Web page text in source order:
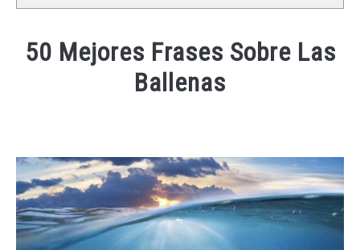
50 Mejores Frases Sobre Las
Ballenas
in
Frases